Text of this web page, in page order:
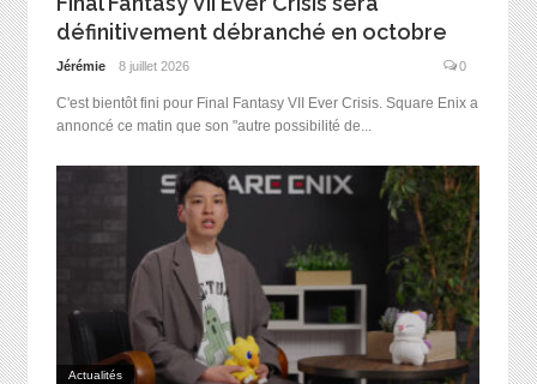
définitivement débranché en octobre
Jérémie 8 juillet 2026 0
C'est bientôt fini pour Final Fantasy VII Ever Crisis. Square Enix a
annoncé ce matin que son "autre possibilité de...
Actualités